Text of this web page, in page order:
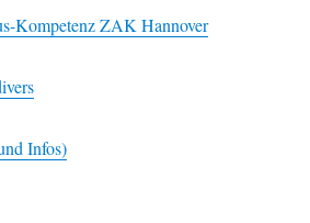
Kompetenz ZAK Hannover
Infos)